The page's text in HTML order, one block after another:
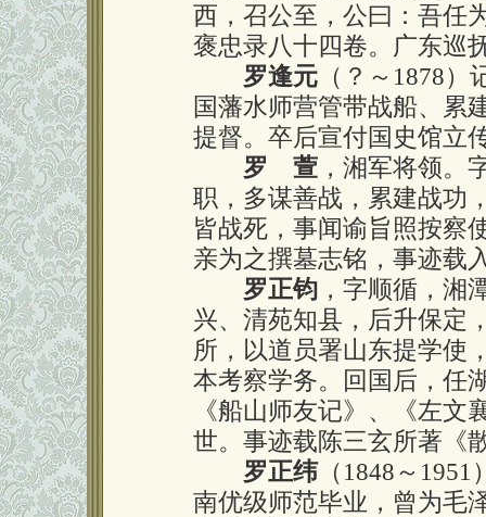
西，召公至，公曰：吾任
褒忠录八十四卷。广东巡
罗逢元 （？～1878
国藩水师营管带战船、累
提督。卒后宣付国史馆立
罗 萱 ，湘军将领。
职，多谋善战，累建战功
皆战死，事闻谕旨照按察
亲为之撰墓志铭，事迹载
罗正钧 ，字顺循，湘
兴、清苑知县，后升保定
所，以道员署山东提学使
本考察学务。回国后，任
《船山师友记》、《左
世。事迹载陈三玄所著《
罗正纬（1848～1951
南优级师范毕业，曾为毛